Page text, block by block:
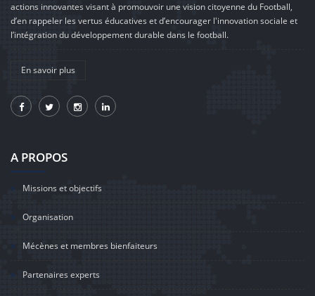
actions innovantes visant à promouvoir une vision citoyenne du Football,
d’en rappeler les vertus éducatives et d’encourager l'innovation sociale et
l’intégration du développement durable dans le football.
En savoir plus
A PROPOS
Missions et objectifs
Organisation
Mécènes et membres bienfaiteurs
Partenaires experts